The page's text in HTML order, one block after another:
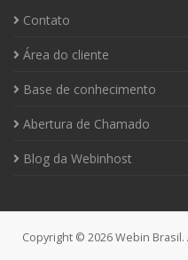
Contato
Área do cliente
Base de conhecimento
Abertura de Chamado
Blog da Webinhost
Copyright © 2026 Webin Brasil.